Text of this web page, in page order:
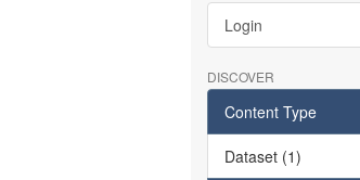
Login
DISCOVER
Content Type
Dataset (1)